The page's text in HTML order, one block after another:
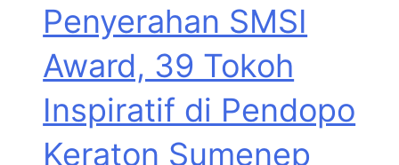
Penyerahan SMSI
Award, 39 Tokoh
Inspiratif di Pendopo
Keraton Sumenep